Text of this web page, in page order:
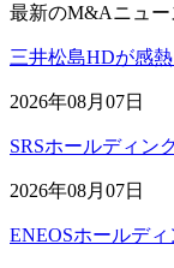
最新のM&Aニュー
三井松島HDが感
2026年08月07日
SRSホールディン
2026年08月07日
ENEOSホールデ